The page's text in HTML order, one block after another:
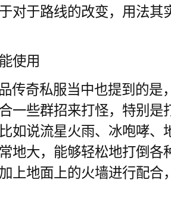
对于路线的改变，用法其
使用
传奇私服当中也提到的是
一些群招来打怪，特别是
如说流星火雨、冰咆哮、
地大，能够轻松地打倒各
上地面上的火墙进行配合